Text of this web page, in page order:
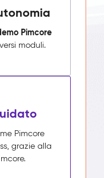
Pimcore
moduli.
Pimcore
grazie alla